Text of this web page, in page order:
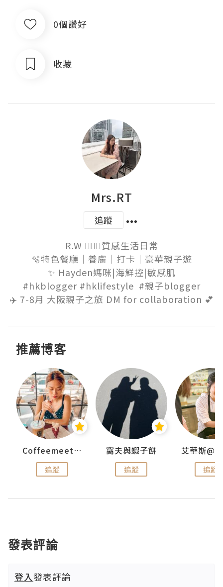
0個讚好
收藏
Mrs.RT
追蹤
R.W 👱🏻‍♀️質感生活日常
🫧特色餐廳｜養膚｜打卡｜豪華親子遊
✨ Hayden媽咪|海鮮控|敏感肌
✈️ 7-8月 大阪親子之旅 DM for collaboration 💕
推薦博客
Coffeemeetjojo
追蹤
窩夫與蝦子餅
追蹤 追蹤
發表評論
登入發表評論